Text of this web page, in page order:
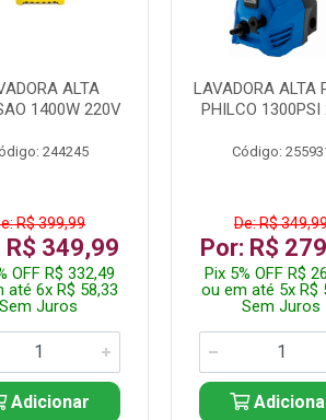
ALTA
1400W 220V
244245
R$ 399,99
R$ 349,99
OFF R$ 332,49
até 6x R$ 58,33
Sem Juros
Adicionar
LAVADORA ALTA
PHILCO 1300PSI
Código:
De: R$
Por: R$
Pix 5% OFF R$
ou em até 5x R$
Sem Juros